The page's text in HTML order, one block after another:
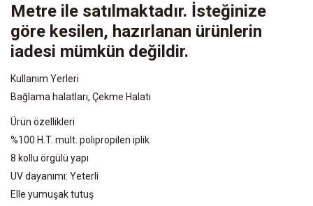
Metre ile satılmaktadır. İsteğinize
göre kesilen, hazırlanan ürünlerin
iadesi mümkün değildir.
Kullanım Yerleri
Bağlama halatları, Çekme Halatı
Ürün özellikleri
%100 H.T. mult. polipropilen iplik
8 kollu örgülü yapı
UV dayanımı: Yeterli
Elle yumuşak tutuş